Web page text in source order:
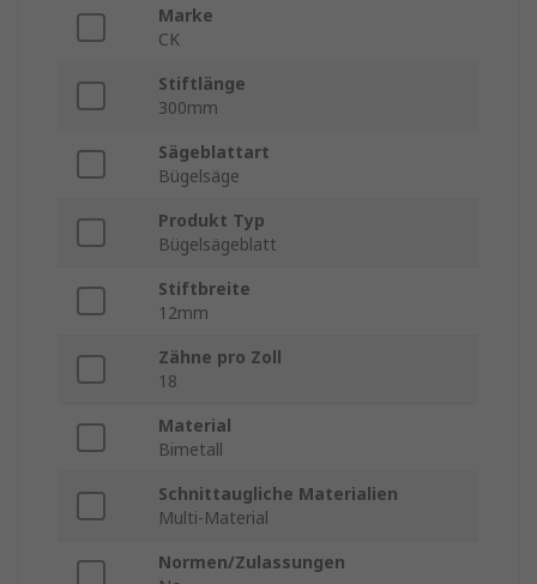
Marke
CK
Stiftlänge
300mm
Sägeblattart
Bügelsäge
Produkt Typ
Bügelsägeblatt
Stiftbreite
12mm
Zähne pro Zoll
18
Material
Bimetall
Schnittaugliche Materialien
Multi-Material
Normen/Zulassungen